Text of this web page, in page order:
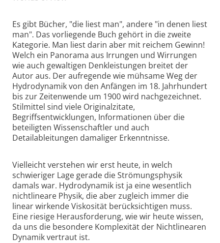
Es gibt Bücher, "die liest man", andere "in denen liest
man". Das vorliegende Buch gehört in die zweite
Kategorie. Man liest darin aber mit reichem Gewinn!
Welch ein Panorama aus Irrungen und Wirrungen
wie auch gewaltigen Denkleistungen breitet der
Autor aus. Der aufregende wie mühsame Weg der
Hydrodynamik von den Anfängen im 18. Jahrhundert
bis zur Zeitenwende um 1900 wird nachgezeichnet.
Stilmittel sind viele Originalzitate,
Begriffsentwicklungen, Informationen über die
beteiligten Wissenschaftler und auch
Detailableitungen damaliger Erkenntnisse.
Vielleicht verstehen wir erst heute, in welch
schwieriger Lage gerade die Strömungsphysik
damals war. Hydrodynamik ist ja eine wesentlich
nichtlineare Physik, die aber zugleich immer die
linear wirkende Viskosität berücksichtigen muss.
Eine riesige Herausforderung, wie wir heute wissen,
da uns die besondere Komplexität der Nichtlinearen
Dynamik vertraut ist.